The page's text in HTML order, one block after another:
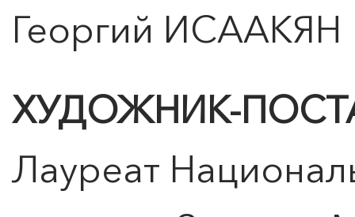
Георгий ИСААКЯН
ХУДОЖНИК-
Лауреат